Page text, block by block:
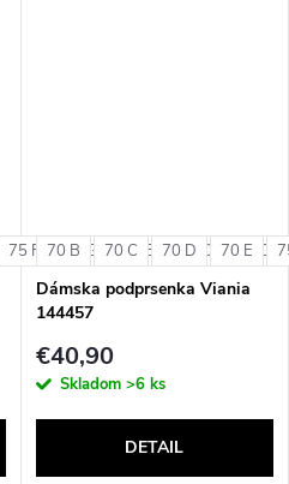
75 F 75 G 80 B 80 C 80 D
70 B 70 C 70 D 70 E
Dámska podprsenka Viania
144457
€40,90
Skladom >6 ks
DETAIL